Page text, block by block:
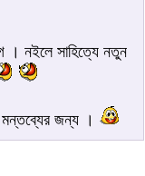
। নইলে সাহিত্যে নতুন
জন্য ।